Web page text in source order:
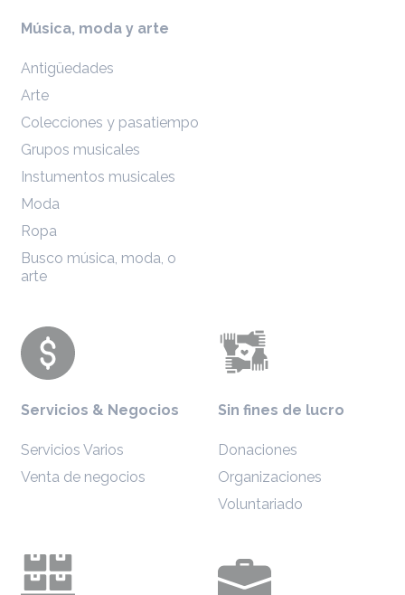
Música, moda y arte
Antigüedades
Arte
Colecciones y pasatiempo
Grupos musicales
Instumentos musicales
Moda
Ropa
Busco música, moda, o
arte
Servicios & Negocios
Servicios Varios
Venta de negocios
Sin fines de lucro
Donaciones
Organizaciones
Voluntariado